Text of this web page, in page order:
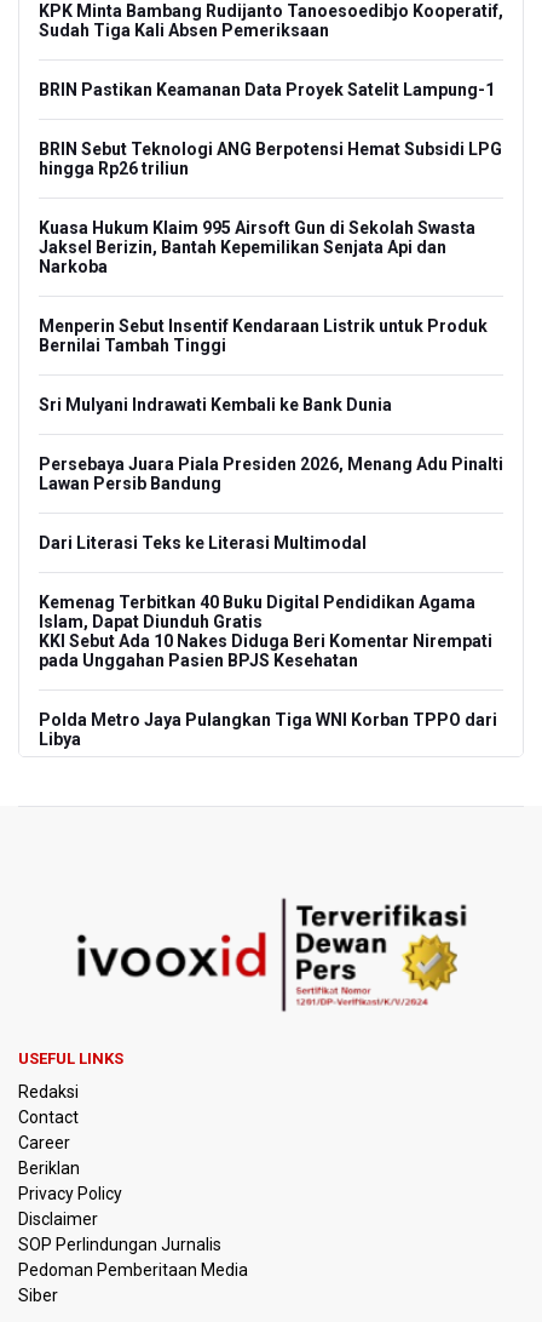
KPK Minta Bambang Rudijanto Tanoesoedibjo Kooperatif,
Sudah Tiga Kali Absen Pemeriksaan
BRIN Pastikan Keamanan Data Proyek Satelit Lampung-1
BRIN Sebut Teknologi ANG Berpotensi Hemat Subsidi LPG
hingga Rp26 triliun
Kuasa Hukum Klaim 995 Airsoft Gun di Sekolah Swasta
Jaksel Berizin, Bantah Kepemilikan Senjata Api dan
Narkoba
Menperin Sebut Insentif Kendaraan Listrik untuk Produk
Bernilai Tambah Tinggi
Sri Mulyani Indrawati Kembali ke Bank Dunia
Persebaya Juara Piala Presiden 2026, Menang Adu Pinalti
Lawan Persib Bandung
Dari Literasi Teks ke Literasi Multimodal
Kemenag Terbitkan 40 Buku Digital Pendidikan Agama
Islam, Dapat Diunduh Gratis
KKI Sebut Ada 10 Nakes Diduga Beri Komentar Nirempati
pada Unggahan Pasien BPJS Kesehatan
Polda Metro Jaya Pulangkan Tiga WNI Korban TPPO dari
Libya
Pemerintah Gelar Operasi Modifikasi Cuaca Percepat
Pemadaman Karhutla Gunung Bromo
Jaga Daya Beli Masyarakat
Kemenkeu Ambil Alih 60 Persen Saham KCIC
Anggota Komisi III DPR Usulkan Mekanisme Pra Judicial
dalam RUU Perampasan Aset
KPK Sebut Pejabat Kemenhut Diduga Menerima 12.500
Dolar Singapura dari Bupati Kuantan Singingi Nonaktif
Suhardiman Amby
USEFUL LINKS
Redaksi
Contact
Career
Beriklan
Privacy Policy
Disclaimer
SOP Perlindungan Jurnalis
Pedoman Pemberitaan Media
Siber